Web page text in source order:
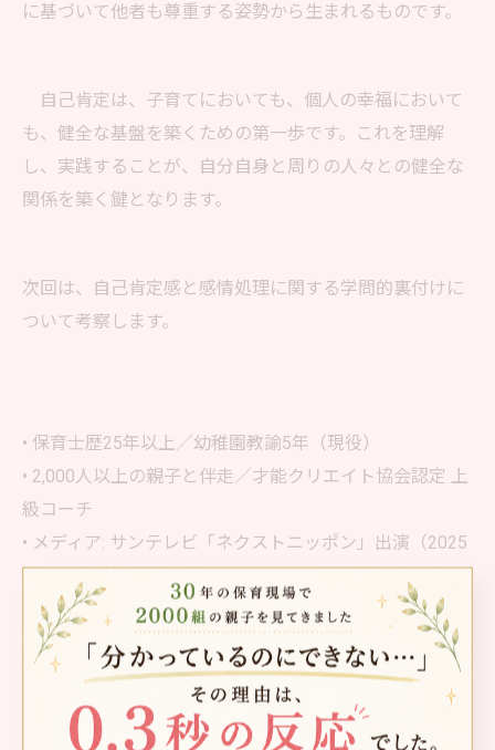
に基づいて他者も尊重する姿勢から生まれるものです。
自己肯定は、子育てにおいても、個人の幸福において
も、健全な基盤を築くための第一歩です。これを理解
し、実践することが、自分自身と周りの人々との健全な
関係を築く鍵となります。
次回は、自己肯定感と感情処理に関する学問的裏付けに
ついて考察します。
• 保育士歴25年以上／幼稚園教諭5年（現役）
• 2,000人以上の親子と伴走／才能クリエイト協会認定 上
級コーチ
• メディア: サンテレビ「ネクストニッポン」出演（2025
• 著書: 『愛情に秘められた親のホンネ』
• 拠点: 大阪府岸和田市（オンラインで全国対応）
• 独自技術: まなざし診断「マナシン」（商標登録出願
中）× AIプロンプトエンジニア資格